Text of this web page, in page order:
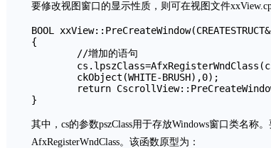
要修改视图窗口的显示性质，则可在视图文件
BOOL
{
        //增加的语句
        ckObject(WHITE-BRUSH),0);
return
}
其中，cs的参数pszClass用于存放Windows窗口类名称
AfxRegisterWndClass。该函数原型为：